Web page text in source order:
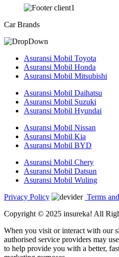
Car Brands
Asuransi Mobil Toyota
Asuransi Mobil Honda
Asuransi Mobil Mitsubishi
Asuransi Mobil Daihatsu
Asuransi Mobil Suzuki
Asuransi Mobil Hyundai
Asuransi Mobil Nissan
Asuransi Mobil Kia
Asuransi Mobil BYD
Asuransi Mobil Chery
Asuransi Mobil Datsun
Asuransi Mobil Wuling
Privacy Policy
Terms
Copyright © 2025 insureka! All
When you visit or interact with our
authorised service providers may
to help provide you with a better,